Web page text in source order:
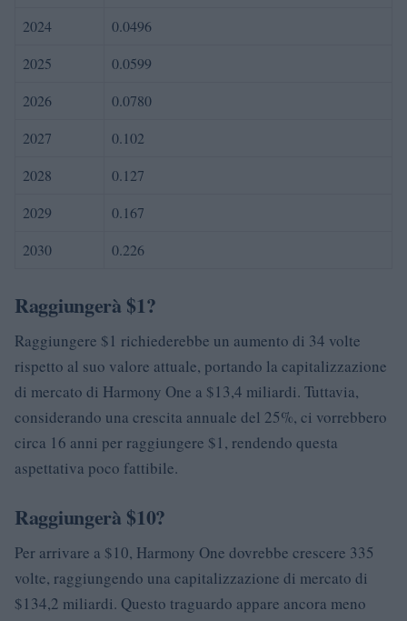
2024
0.0496
2025
0.0599
2026
0.0780
2027
0.102
2028
0.127
2029
0.167
2030
0.226
Raggiungerà $1?
Raggiungere $1 richiederebbe un aumento di 34 volte
rispetto al suo valore attuale, portando la capitalizzazione
di mercato di Harmony One a $13,4 miliardi. Tuttavia,
considerando una crescita annuale del 25%, ci vorrebbero
circa 16 anni per raggiungere $1, rendendo questa
aspettativa poco fattibile.
Raggiungerà $10?
Per arrivare a $10, Harmony One dovrebbe crescere 335
volte, raggiungendo una capitalizzazione di mercato di
$134,2 miliardi. Questo traguardo appare ancora meno